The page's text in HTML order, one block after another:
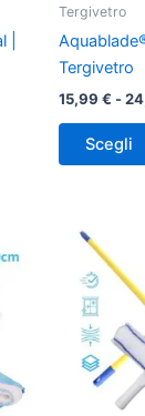
Tergivetro
Tergivetro
15,99 € -
Scegli